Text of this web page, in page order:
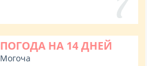
ПОГОДА НА 14 ДНЕЙ
Могоча